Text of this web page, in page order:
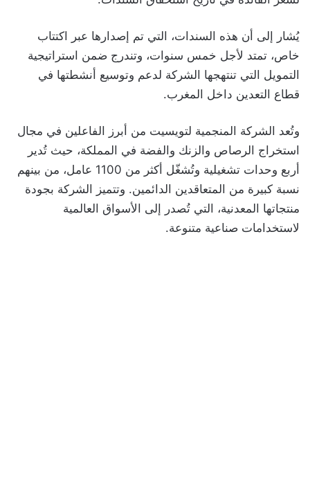
يُشار إلى أن هذه السندات، التي تم إصدارها عبر اكتتاب
خاص، تمتد لأجل خمس سنوات، وتندرج ضمن استراتيجية
التمويل التي تنتهجها الشركة لدعم وتوسيع أنشطتها في
قطاع التعدين داخل المغرب.
وتُعد الشركة المنجمية لتويسيت من أبرز الفاعلين في مجال
استخراج الرصاص والزنك والفضة في المملكة، حيث تُدير
أربع وحدات تشغيلية وتُشغّل أكثر من 1100 عامل، من بينهم
نسبة كبيرة من المتعاقدين الدائمين. وتتميز الشركة بجودة
منتجاتها المعدنية، التي تُصدر إلى الأسواق العالمية
لاستخدامات صناعية متنوعة.